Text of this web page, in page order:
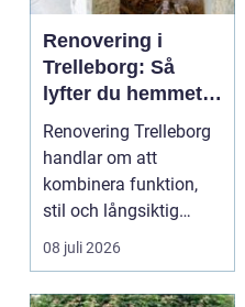
Renovering i
Trelleborg: Så
lyfter du hemmet
på ett smart sätt
Renovering Trelleborg
handlar om att
kombinera funktion,
stil och långsiktig
ekonomi i samma p...
08 juli 2026